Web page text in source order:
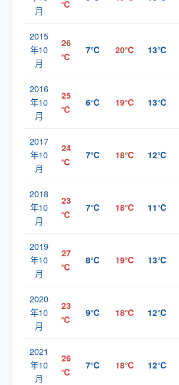
月
℃
2015
年10
月
26
℃
7℃ 20℃ 13℃
2016
年10
月
25
℃
6℃ 19℃ 13℃
2017
年10
月
24
℃
7℃ 18℃ 12℃
2018
年10
月
23
℃
7℃ 18℃ 11℃
2019
年10
月
27
℃
8℃ 19℃ 13℃
2020
年10
月
23
℃
9℃ 18℃ 12℃
2021
年10
月
26
℃
7℃ 18℃ 12℃